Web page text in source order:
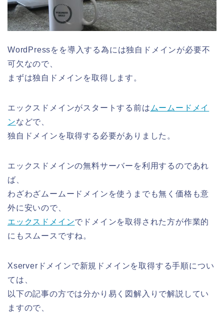
WordPressをを導入する為には独自ドメインが必要不
可欠なので、
まずは独自ドメインを取得します。
エックスドメインがスタートする前は ムームードメイ
ンなどで、
独自ドメインを取得する必要がありました。
エックスドメインの無料サーバーを利用するのであれ
ば、
わざわざムームードメインを使うまでも無く価格も意
外に安いので、
エックスドメインでドメインを取得された方が作業的
にもスムースですね。
Xserverドメインで新規ドメインを取得する手順につい
ては、
以下の記事の方では分かり易く図解入りで解説してい
ますので、